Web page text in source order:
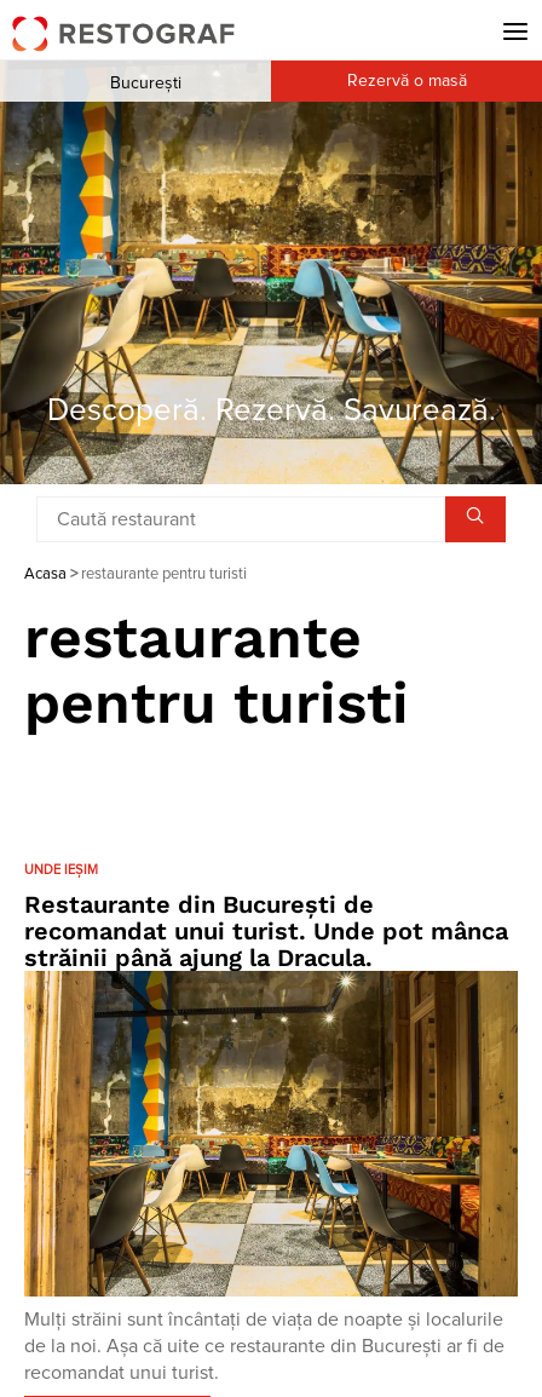
Descoperă. Rezervă. Savurează.
București Rezervă o masă
Acasa > restaurante pentru turisti
restaurante
pentru turisti
UNDE IEȘIM
Restaurante din Bucureşti de
recomandat unui turist. Unde pot mânca
străinii până ajung la Dracula.
Mulți străini sunt încântați de viața de noapte și localurile
de la noi. Așa că uite ce restaurante din București ar fi de
recomandat unui turist.